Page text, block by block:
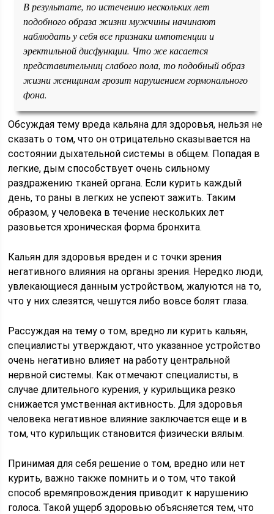
В результате, по истечению нескольких лет
подобного образа жизни мужчины начинают
наблюдать у себя все признаки импотенции и
эректильной дисфункции. Что же касается
представительниц слабого пола, то подобный образ
жизни женщинам грозит нарушением гормонального
фона.
Обсуждая тему вреда кальяна для здоровья, нельзя не
сказать о том, что он отрицательно сказывается на
состоянии дыхательной системы в общем. Попадая в
легкие, дым способствует очень сильному
раздражению тканей органа. Если курить каждый
день, то раны в легких не успеют зажить. Таким
образом, у человека в течение нескольких лет
разовьется хроническая форма бронхита.
Кальян для здоровья вреден и с точки зрения
негативного влияния на органы зрения. Нередко люди,
увлекающиеся данным устройством, жалуются на то,
что у них слезятся, чешутся либо вовсе болят глаза.
Рассуждая на тему о том, вредно ли курить кальян,
специалисты утверждают, что указанное устройство
очень негативно влияет на работу центральной
нервной системы. Как отмечают специалисты, в
случае длительного курения, у курильщика резко
снижается умственная активность. Для здоровья
человека негативное влияние заключается еще и в
том, что курильщик становится физически вялым.
Принимая для себя решение о том, вредно или нет
курить, важно также помнить и о том, что такой
способ времяпровождения приводит к нарушению
голоса. Такой ущерб здоровью объясняется тем, что